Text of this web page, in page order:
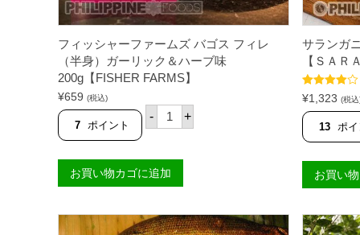
フィッシャーファームズ バゴス フィレ
（半身）ガーリック＆ハーブ味
200g【FISHER FARMS】
¥659 (税込)
7 ポイント
- フ
ィ
ャ
ー
フ
ー
ム
+
お買い物カゴに追加
サランガ
【ＳＡＲ
5段階中
4.00の評
価
¥1,323 (税
13 ポ
お買い